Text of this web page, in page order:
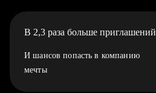
В 2,3 раза больше приглашений
И шансов попасть в компанию
мечты